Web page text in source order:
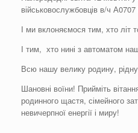
військовослужбовців в/ч
І ми вклоняємося тим, хто літ
І тим, хто нині з автоматом
Всю нашу велику родину,
Шановні воїни! Прийміть
родинного щастя, сімейного
невичерпної енергії і миру!